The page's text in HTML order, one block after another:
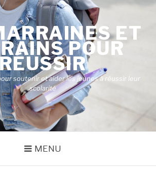
ET
POUR
soutenir et aider les jeunes à réussir leur
scolarité
MENU